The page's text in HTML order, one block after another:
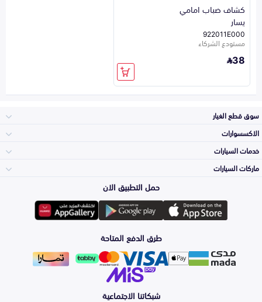
كشاف ضباب امامي
يسار
922011E000
مستودع الشركاء
38
سوق قطع الغيار
المكائن، القيرات
وملحقاتها
الشمعات
والاصطبات (الاضاءة)
الفرامل والأقمشة
الاكسسوارات
لوازم الرحلات
اكسسوارات العناية
خدمات السيارات
الأكثر مبيعاً
التلميع والعناية
ماركات السيارات
Toyota
Hyundai
Kia
حمل التطبيق الان
طرق الدفع المتاحة
شبكاتنا الاجتماعية